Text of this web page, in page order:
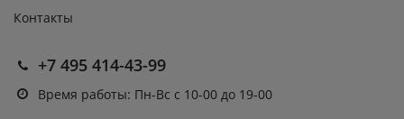
Контакты
+7 495 414-43-99
Время работы: Пн-Вс с 10-00 до 19-00